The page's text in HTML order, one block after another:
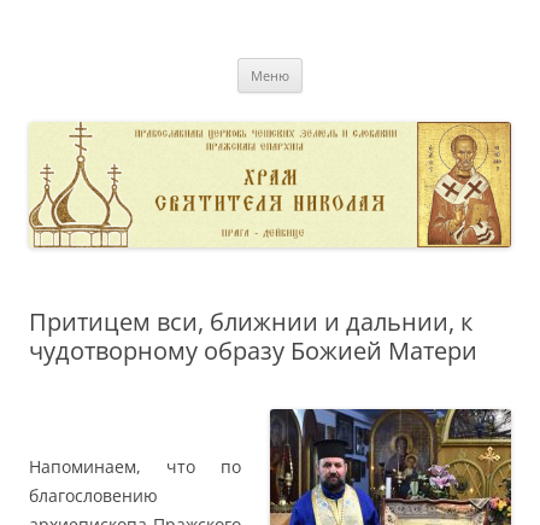
Меню
Притицем вси, ближнии и дальнии, к
чудотворному образу Божией Матери
Напоминаем, что по
благословению